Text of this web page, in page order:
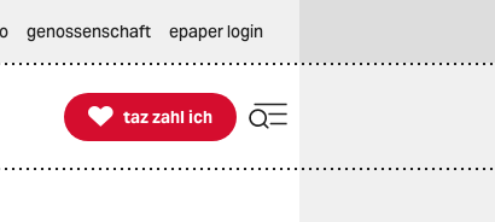
genossenschaft epaper login

taz zahl ich
taz zahl ich